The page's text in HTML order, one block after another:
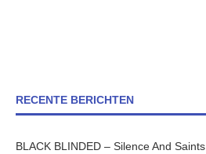
RECENTE BERICHTEN
BLACK BLINDED – Silence And Saints